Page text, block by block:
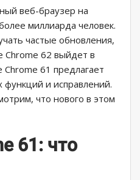
веб-браузер на
миллиарда человек.
частые обновления,
62 выйдет в
61 предлагает
и исправлений.
что нового в этом
61: что